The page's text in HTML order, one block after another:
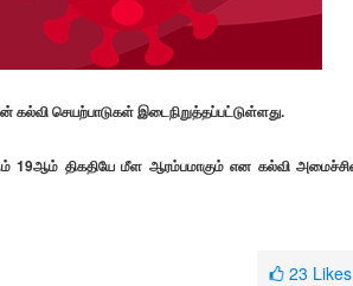
செயற்பாடுகள் இடைநிறுத்தப்பட்டுள்ளது.
19ஆம் திகதியே மீள ஆரம்பமாகும் என கல்வி
23 Likes